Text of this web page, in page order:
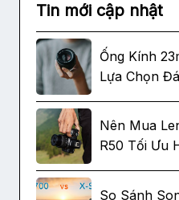
Tin mới cập nhật
Ống Kính
Lựa Chọn
Nên Mua
R50 Tối Ưu
So Sánh